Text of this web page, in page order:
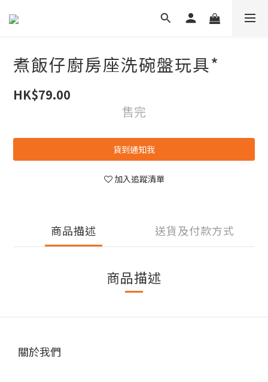
煮飯仔廚房座洗碗盤玩具*
HK$79.00
售完
貨到通知我
加入追蹤清單
商品描述 送貨及付款方式
商品描述
關於我們